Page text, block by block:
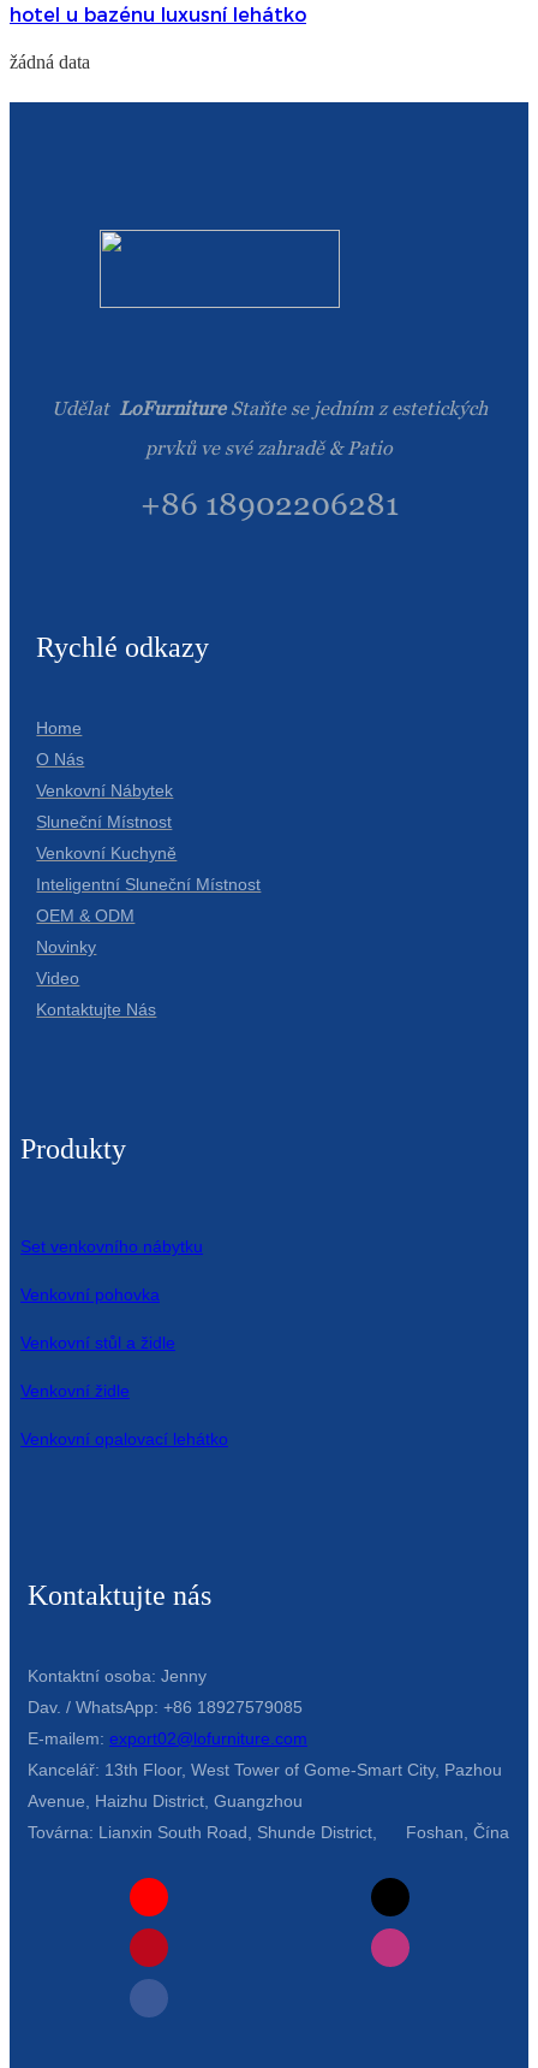
hotel u bazénu luxusní lehátko
žádná data
Udělat LoFurniture Staňte se jedním z estetických
prvků ve své zahradě & Patio
+86 18902206281
Rychlé odkazy
Home
O Nás
Venkovní Nábytek
Sluneční Místnost
Venkovní Kuchyně
Inteligentní Sluneční Místnost
OEM & ODM
Novinky
Video
Kontaktujte Nás
Produkty
Set venkovního nábytku
Venkovní pohovka
Venkovní stůl a židle
Venkovní židle
Venkovní opalovací lehátko
Kontaktujte nás
Kontaktní osoba: Jenny
Dav. / WhatsApp: +86 18927579085
E-mailem: export02@lofurniture.com
Kancelář: 13th Floor, West Tower of Gome-Smart City, Pazhou
Avenue, Haizhu District, Guangzhou
Továrna: Lianxin South Road, Shunde District, Foshan, Čína